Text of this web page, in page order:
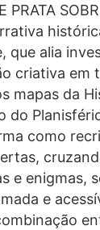
PRATA
que alia
criativa em
mapas da
do
como
e enigmas,
e